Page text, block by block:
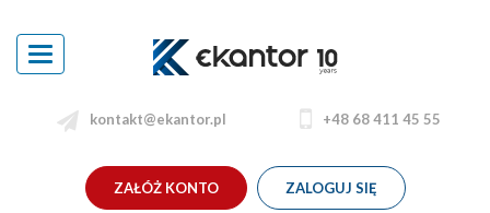
Toggle
navigation
kontakt@ekantor.pl +48 68 411 45 55
ZAŁÓŻ KONTO ZALOGUJ SIĘ